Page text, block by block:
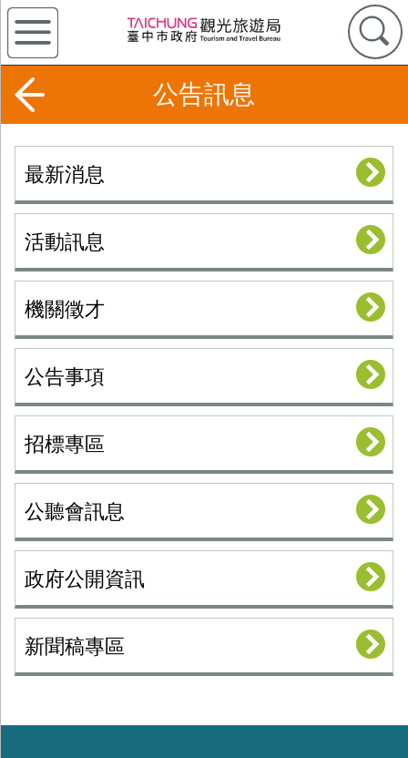
公告訊息
最新消息
活動訊息
機關徵才
公告事項
招標專區
公聽會訊息
政府公開資訊
新聞稿專區